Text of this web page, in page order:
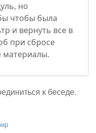
но
чтобы была
и вернуть все в
при сбросе
материалы.
к беседе.